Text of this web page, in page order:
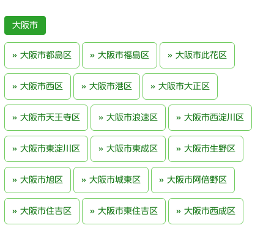
大阪市
大阪市都島区 大阪市福島区 大阪市此花区
大阪市西区 大阪市港区 大阪市大正区
大阪市天王寺区 大阪市浪速区 大阪市西淀川区
大阪市東淀川区 大阪市東成区 大阪市生野区
大阪市旭区 大阪市城東区 大阪市阿倍野区
大阪市住吉区 大阪市東住吉区 大阪市西成区